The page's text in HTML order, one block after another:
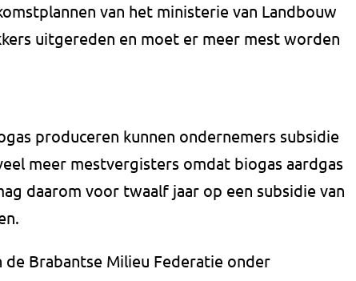
van het ministerie van Landbouw
uitgereden en moet er meer mest worden
produceren kunnen ondernemers subsidie
meer mestvergisters omdat biogas aardgas
daarom voor twaalf jaar op een subsidie van
de Brabantse Milieu Federatie onder